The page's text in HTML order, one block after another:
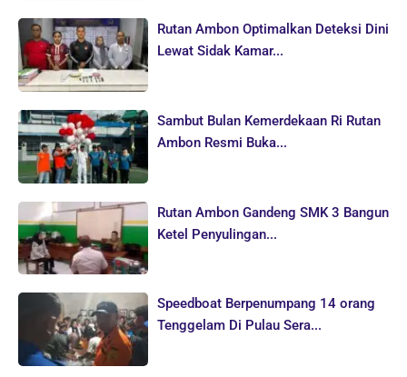
Rutan Ambon Optimalkan Deteksi Dini
Lewat Sidak Kamar...
Sambut Bulan Kemerdekaan Ri Rutan
Ambon Resmi Buka...
Rutan Ambon Gandeng SMK 3 Bangun
Ketel Penyulingan...
Speedboat Berpenumpang 14 orang
Tenggelam Di Pulau Sera...